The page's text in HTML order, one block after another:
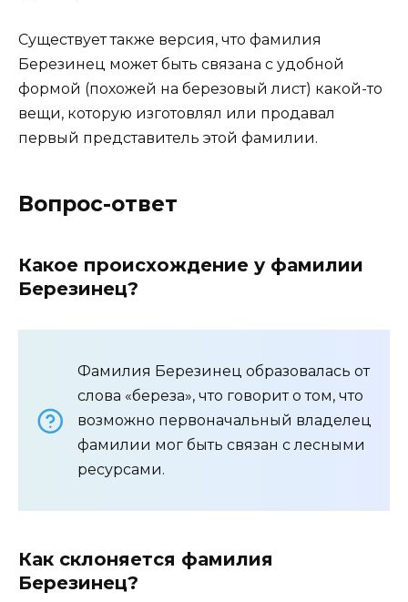
Существует также версия, что фамилия
Березинец может быть связана с удобной
формой (похожей на березовый лист) какой-то
вещи, которую изготовлял или продавал
первый представитель этой фамилии.
Вопрос-ответ
Какое происхождение у фамилии
Березинец?
Фамилия Березинец образовалась от
слова «береза», что говорит о том, что
возможно первоначальный владелец
фамилии мог быть связан с лесными
ресурсами.
Как склоняется фамилия
Березинец?